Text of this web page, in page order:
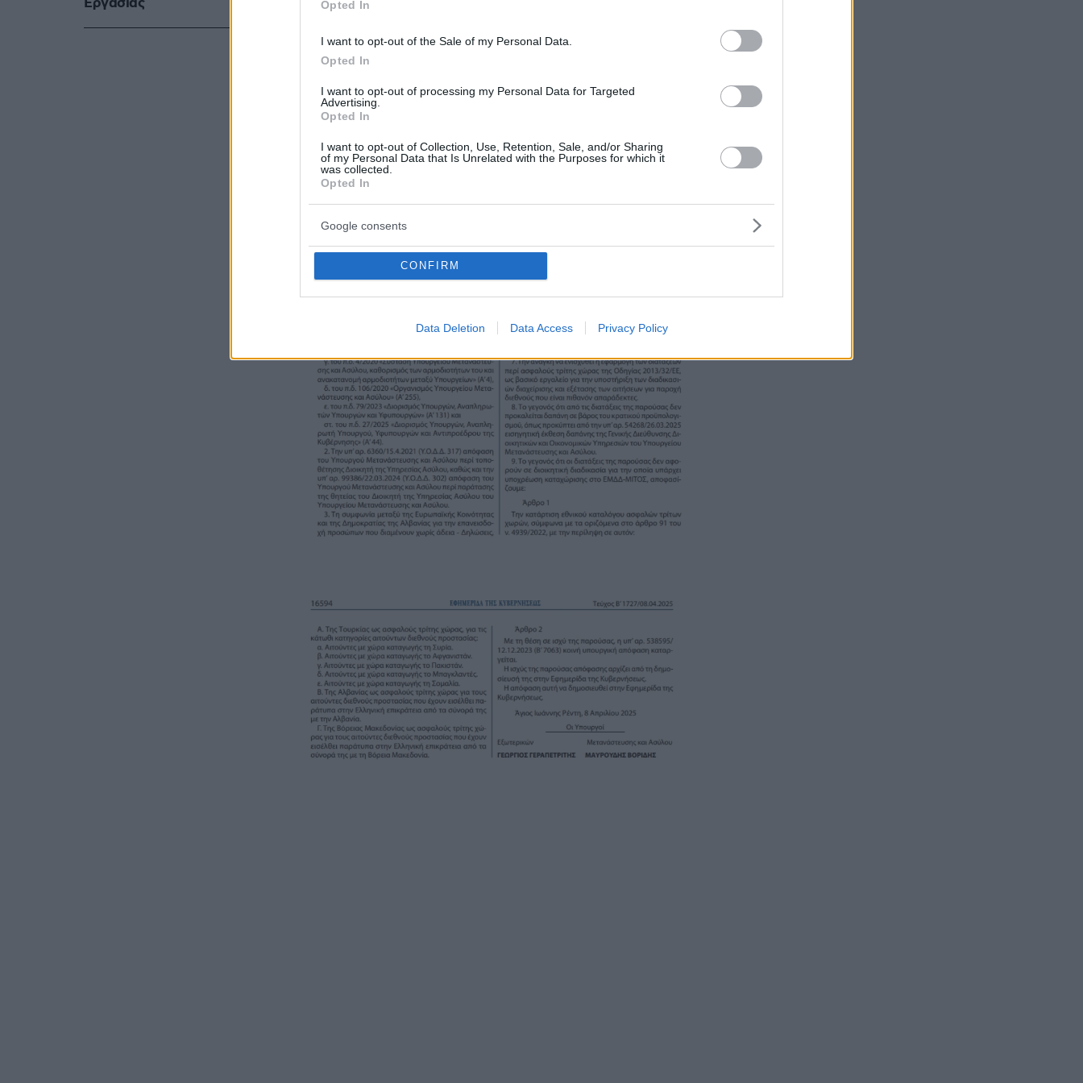
Opted In
I want to opt-out of the Sale of my Personal Data.
Opted In
I want to opt-out of processing my Personal Data for Targeted
Advertising.
Opted In
I want to opt-out of Collection, Use, Retention, Sale, and/or Sharing
of my Personal Data that Is Unrelated with the Purposes for which it
was collected.
Opted In
Google consents
CONFIRM
Data Deletion Data Access Privacy Policy